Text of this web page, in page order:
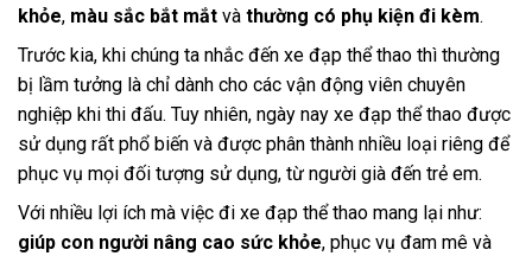
khỏe, màu sắc bắt mắt và thường có phụ kiện đi kèm.
Trước kia, khi chúng ta nhắc đến xe đạp thể thao thì thường
bị lầm tưởng là chỉ dành cho các vận động viên chuyên
nghiệp khi thi đấu. Tuy nhiên, ngày nay xe đạp thể thao được
sử dụng rất phổ biến và được phân thành nhiều loại riêng để
phục vụ mọi đối tượng sử dụng, từ người già đến trẻ em.
Với nhiều lợi ích mà việc đi xe đạp thể thao mang lại như:
giúp con người nâng cao sức khỏe, phục vụ đam mê và